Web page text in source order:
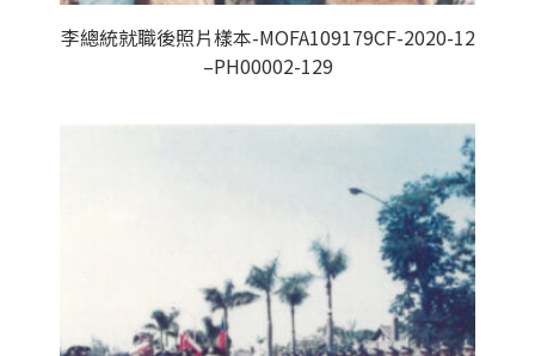
李總統就職後照片樣本-MOFA109179CF-2020-12
–PH00002-129